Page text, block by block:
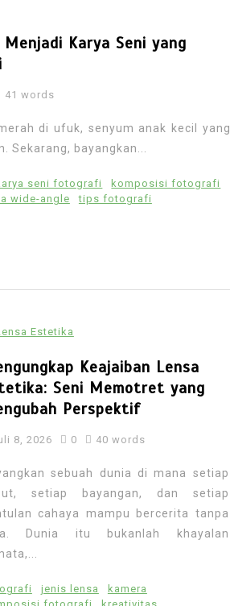
Karya Seni yang
41 words
di ufuk, senyum anak kecil yang
bayangkan...
seni fotografi
komposisi fotografi
wide-angle tips fotografi
Estetika
Keajaiban Lensa
Seni Memotret yang
Perspektif
8, 2026 0 40 words
sebuah dunia di mana setiap
setiap bayangan, dan setiap
cahaya mampu bercerita tanpa
Dunia itu bukanlah khayalan
jenis lensa
kamera